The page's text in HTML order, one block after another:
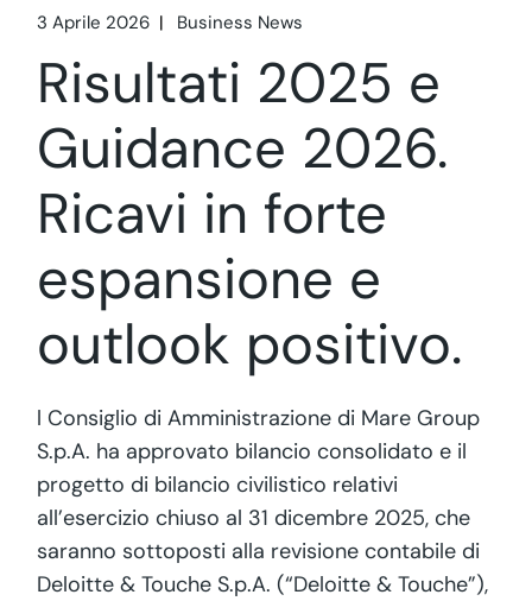
3 Aprile 2026 Business News
Risultati 2025 e
Guidance 2026.
Ricavi in forte
espansione e
outlook positivo.
l Consiglio di Amministrazione di Mare Group
S.p.A. ha approvato bilancio consolidato e il
progetto di bilancio civilistico relativi
all’esercizio chiuso al 31 dicembre 2025, che
saranno sottoposti alla revisione contabile di
Deloitte & Touche S.p.A. (“Deloitte & Touche”),